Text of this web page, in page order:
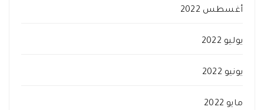
أغسطس 2022
يوليو 2022
يونيو 2022
مايو 2022